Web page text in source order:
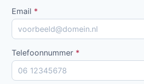
Email *
Telefoonnummer *